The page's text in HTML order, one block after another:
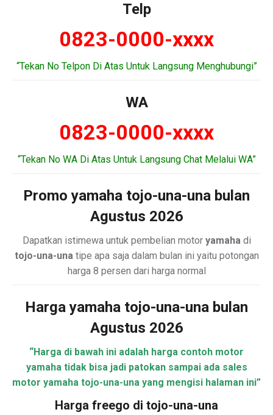
Telp
0823-0000-xxxx
“Tekan No Telpon Di Atas Untuk Langsung Menghubungi”
WA
0823-0000-xxxx
“Tekan No WA Di Atas Untuk Langsung Chat Melalui WA”
Promo yamaha tojo-una-una bulan
Agustus 2026
Dapatkan istimewa untuk pembelian motor yamahadi
tojo-una-unatipe apa saja dalam bulan ini yaitu potongan
harga 8 persen dari harga normal
Harga yamaha tojo-una-una bulan
Agustus 2026
“Harga di bawah ini adalah harga contoh motor
yamaha tidak bisa jadi patokan sampai ada sales
motor yamaha tojo-una-una yang mengisi halaman ini”
Harga freego di tojo-una-una